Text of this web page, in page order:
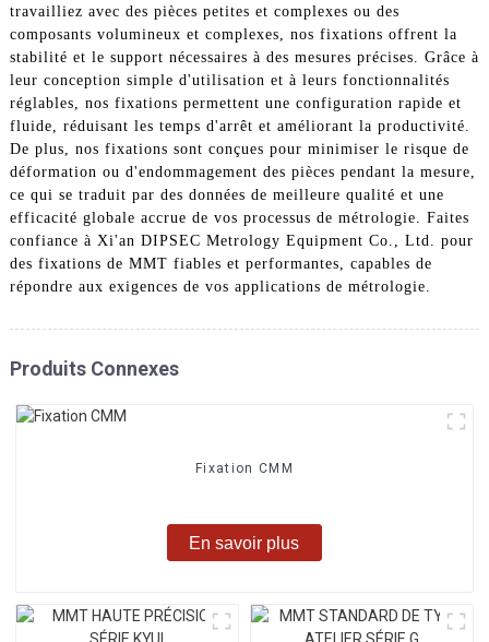
travailliez avec des pièces petites et complexes ou des
composants volumineux et complexes, nos fixations offrent la
stabilité et le support nécessaires à des mesures précises. Grâce à
leur conception simple d'utilisation et à leurs fonctionnalités
réglables, nos fixations permettent une configuration rapide et
fluide, réduisant les temps d'arrêt et améliorant la productivité.
De plus, nos fixations sont conçues pour minimiser le risque de
déformation ou d'endommagement des pièces pendant la mesure,
ce qui se traduit par des données de meilleure qualité et une
efficacité globale accrue de vos processus de métrologie. Faites
confiance à Xi'an DIPSEC Metrology Equipment Co., Ltd. pour
des fixations de MMT fiables et performantes, capables de
répondre aux exigences de vos applications de métrologie.
Produits Connexes
Fixation CMM
En savoir plus